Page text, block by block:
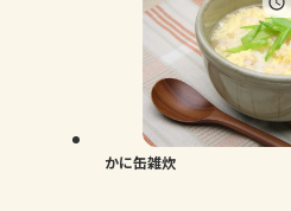
かに缶雑炊